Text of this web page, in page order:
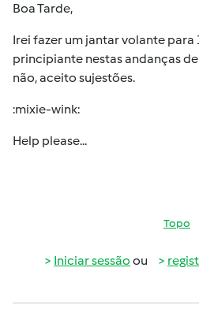
Boa Tarde,
Irei fazer um jantar volante para
principiante nestas andanças
não, aceito sujestões.
:mixie-wink:
Help please...
Topo
Iniciar sessão ou